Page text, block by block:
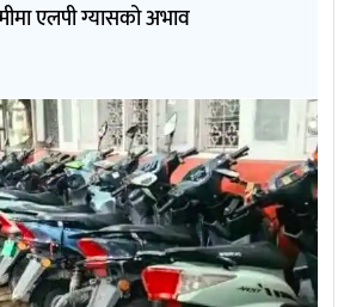
एलपी ग्यासको अभाव